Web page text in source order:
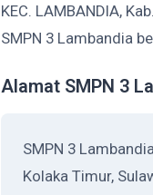
KEC. LAMBANDIA,
SMPN 3 Lambandia
Alamat SMPN 3
SMPN 3
Kolaka Timur,